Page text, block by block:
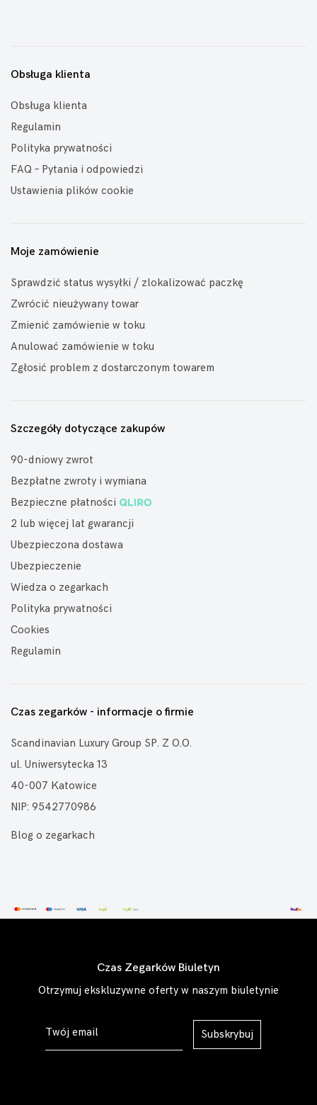
Obsługa klienta
Obsługa klienta
Regulamin
Polityka prywatności
FAQ – Pytania i odpowiedzi
Ustawienia plików cookie
Moje zamówienie
Sprawdzić status wysyłki / zlokalizować paczkę
Zwrócić nieużywany towar
Zmienić zamówienie w toku
Anulować zamówienie w toku
Zgłosić problem z dostarczonym towarem
Szczegóły dotyczące zakupów
90-dniowy zwrot
Bezpłatne zwroty i wymiana
Bezpieczne płatności
2 lub więcej lat gwarancji
Ubezpieczona dostawa
Ubezpieczenie
Wiedza o zegarkach
Polityka prywatności
Cookies
Regulamin
Czas zegarków - informacje o firmie
Scandinavian Luxury Group SP. Z O.O.
ul. Uniwersytecka 13
40-007 Katowice
NIP: 9542770986
Blog o zegarkach
Czas Zegarków Biuletyn
Otrzymuj ekskluzywne oferty w naszym biuletynie
Subskrybuj